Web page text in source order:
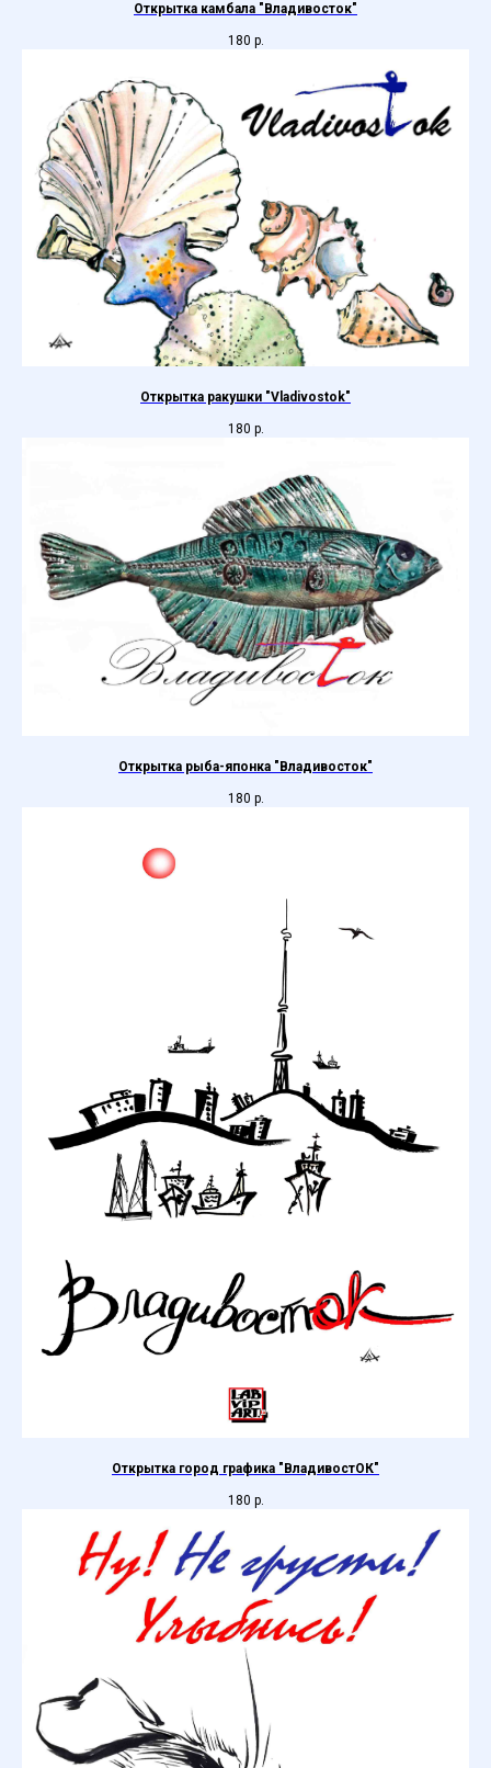
Открытка камбала "Владивосток"
180 р.
Открытка ракушки "Vladivostok"
180 р.
Открытка рыба-японка "Владивосток"
180 р.
Открытка город графика "ВладивостОК"
180 р.